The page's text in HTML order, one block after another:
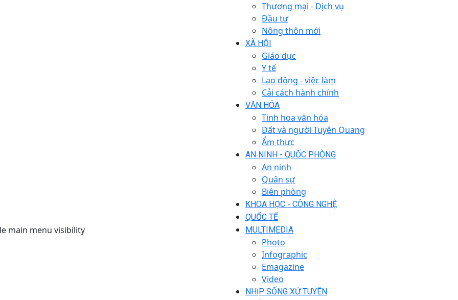
main menu visibility
Thương mại - Dịch vụ
Đầu tư
Nông thôn mới
XÃ HỘI
Giáo dục
Y tế
Lao động - việc làm
Cải cách hành chính
VĂN HÓA
Tinh hoa văn hóa
Đất và người Tuyên Quang
Ẩm thực
AN NINH - QUỐC PHÒNG
An ninh
Quân sự
Biên phòng
KHOA HỌC - CÔNG NGHỆ
QUỐC TẾ
MULTIMEDIA
Photo
Infographic
Emagazine
Video
NHỊP SỐNG XỨ TUYÊN